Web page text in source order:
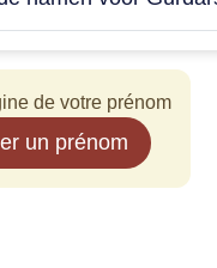
de votre prénom
un prénom